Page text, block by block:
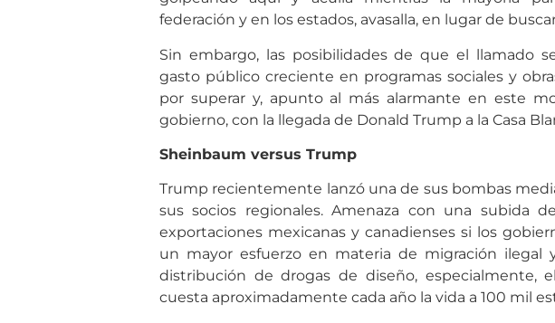
federación y en los estados, avasalla, en lugar de
Sin embargo, las posibilidades de que el llamado
gasto público creciente en programas sociales y
por superar y, apunto al más alarmante en este
gobierno, con la llegada de Donald Trump a la Casa
Sheinbaum versus Trump
Trump recientemente lanzó una de sus bombas
sus socios regionales. Amenaza con una subida
exportaciones mexicanas y canadienses si los
un mayor esfuerzo en materia de migración ilegal
distribución de drogas de diseño, especialmente,
cuesta aproximadamente cada año la vida a 100 mil